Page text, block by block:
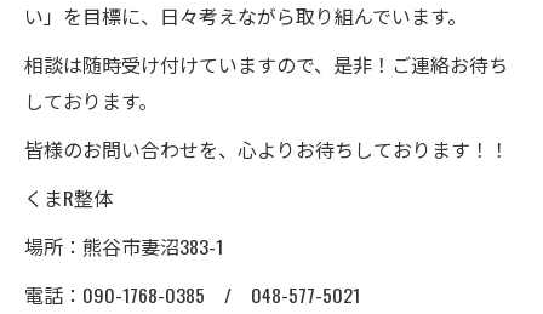
い」を目標に、日々考えながら取り組んでいます。
相談は随時受け付けていますので、是非！ご連絡お待ち
しております。
皆様のお問い合わせを、心よりお待ちしております！！
くまR整体
場所：熊谷市妻沼383-1
電話：090-1768-0385 / 048-577-5021